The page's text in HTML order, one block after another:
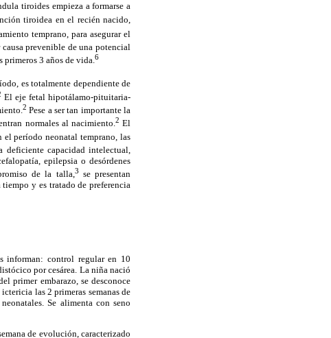
tiroides empieza a formarse a
tiroidea en el recién nacido,
temprano, para asegurar el
prevenible de una potencial
3 años de vida.6
es totalmente dependiente de
El eje fetal hipotálamo-pituitaria-
2 Pese a ser tan importante la
normales al nacimiento.2 El
el período neonatal temprano, las
deficiente capacidad intelectual,
epilepsia o desórdenes
de la talla,3 se presentan
y es tratado de preferencia
informan: control regular en 10
por cesárea. La niña nació
primer embarazo, se desconoce
las 2 primeras semanas de
Se alimenta con seno
de evolución, caracterizado